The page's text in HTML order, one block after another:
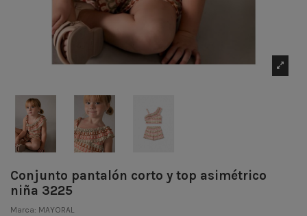
Conjunto pantalón corto y top asimétrico
niña 3225
Marca: MAYORAL